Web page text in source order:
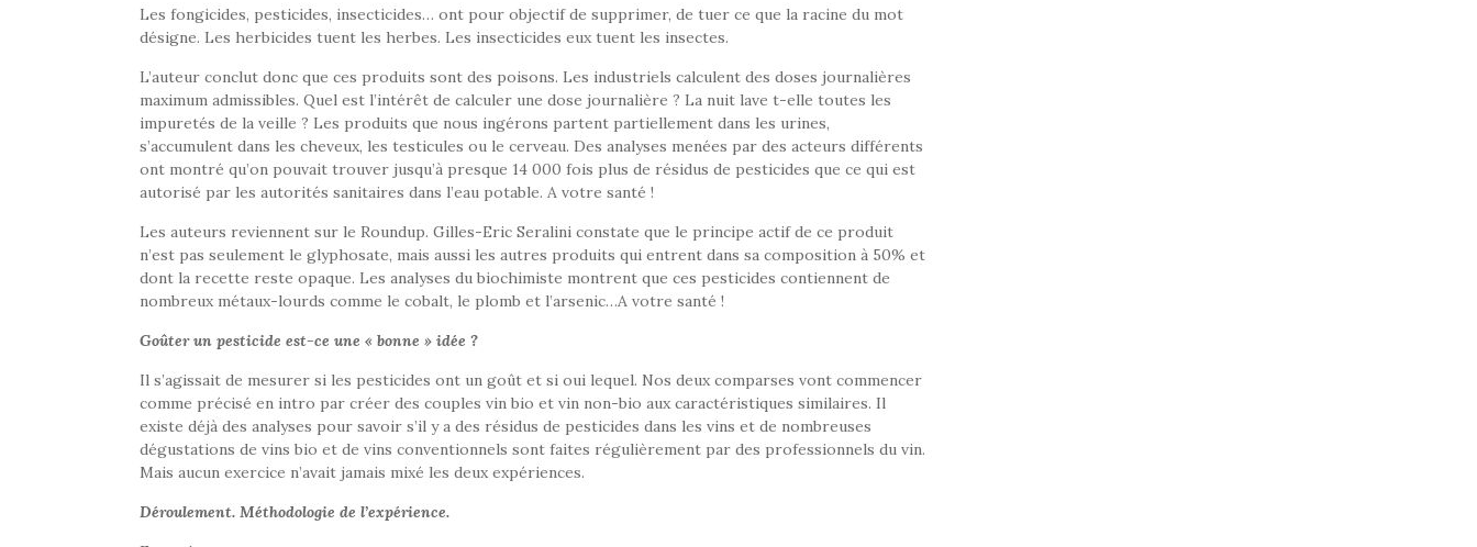
Les fongicides, pesticides, insecticides… ont pour objectif de supprimer, de tuer ce que la racine du mot
désigne. Les herbicides tuent les herbes. Les insecticides eux tuent les insectes.
L’auteur conclut donc que ces produits sont des poisons. Les industriels calculent des doses journalières
maximum admissibles. Quel est l’intérêt de calculer une dose journalière ? La nuit lave t-elle toutes les
impuretés de la veille ? Les produits que nous ingérons partent partiellement dans les urines,
s’accumulent dans les cheveux, les testicules ou le cerveau. Des analyses menées par des acteurs différents
ont montré qu’on pouvait trouver jusqu’à presque 14 000 fois plus de résidus de pesticides que ce qui est
autorisé par les autorités sanitaires dans l’eau potable. A votre santé !
Les auteurs reviennent sur le Roundup. Gilles-Eric Seralini constate que le principe actif de ce produit
n’est pas seulement le glyphosate, mais aussi les autres produits qui entrent dans sa composition à 50% et
dont la recette reste opaque. Les analyses du biochimiste montrent que ces pesticides contiennent de
nombreux métaux-lourds comme le cobalt, le plomb et l’arsenic…A votre santé !
Goûter un pesticide est-ce une « bonne » idée ?
Il s’agissait de mesurer si les pesticides ont un goût et si oui lequel. Nos deux comparses vont commencer
comme précisé en intro par créer des couples vin bio et vin non-bio aux caractéristiques similaires. Il
existe déjà des analyses pour savoir s’il y a des résidus de pesticides dans les vins et de nombreuses
dégustations de vins bio et de vins conventionnels sont faites régulièrement par des professionnels du vin.
Mais aucun exercice n’avait jamais mixé les deux expériences.
Déroulement. Méthodologie de l’expérience.